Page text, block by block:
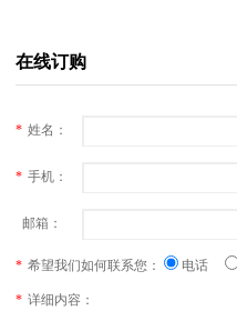
在线订购
* 姓名：
* 手机：
邮箱：
* 希望我们如何联系您： 电话
* 详细内容：